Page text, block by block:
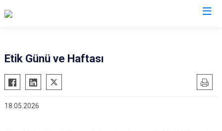
Etik Günü ve Haftası
18.05.2026